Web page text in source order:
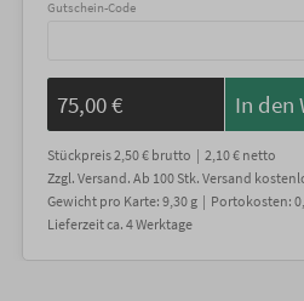
Gutschein-Code
75,00 € In den
Stückpreis2,50 € brutto | 2,10 € netto
Zzgl. Versand. Ab 100 Stk. Versand
Gewicht pro Karte: 9,30 g | Portokosten:
Lieferzeitca. 4Werktage